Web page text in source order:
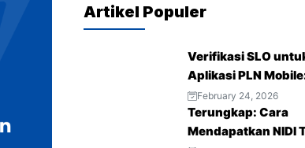
Artikel Populer
Verifikasi SLO
Aplikasi PLN
Layanan Listrik
February 24, 2026
Terungkap: Cara
Mendapatkan NIDI